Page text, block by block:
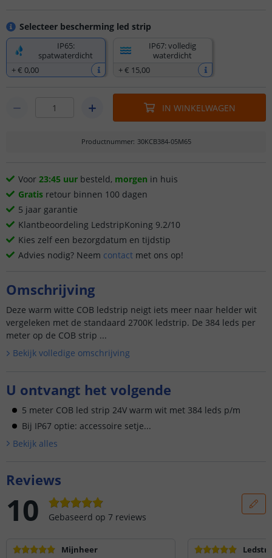
Selecteer bescherming led strip
IP65:
spatwaterdicht
+€ 0,00
IP67: volledig
waterdicht
+€ 15,00
IN WINKELWAGEN
Productnummer: 30KCB384-05M65
Voor 23:45 uur besteld, morgen in huis
Gratis retour binnen 100 dagen
5 jaar garantie
Klantbeoordeling LedstripKoning 9.2/10
Kies zelf een bezorgdatum en tijdstip
Advies nodig? Neem contact met ons op!
Omschrijving
Deze warm witte COB ledstrip neigt iets meer naar helder wit
vergeleken met de standaard 2700K ledstrip. De 384 leds per
meter op de COB strip ...
Bekijk volledige omschrijving
U ontvangt het volgende
5 meter COB led strip 24V warm wit met 384 leds p/m
Bij IP67 optie: accessoire setje...
Bekijk alles
Reviews
10 Gebaseerd op 7 reviews
Mijnheer